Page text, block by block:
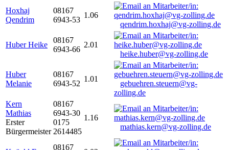
Hoxhaj
Qendrim
08167
6943-53
1.06
qendrim.hoxhaj@vg-zolling.de
Huber Heike
08167
6943-66
2.01
heike.huber@vg-zolling.de
Huber
Melanie
08167
6943-52
1.01
gebuehren.steuern@vg-
zolling.de
Kern
Mathias
Erster
Bürgermeister
08167
6943-30
0175
2614485
1.16
mathias.kern@vg-zolling.de
08167